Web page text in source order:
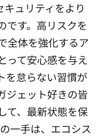
ュリティをより
です。高リスクを
全体を強化するア
って安心感を与え
を怠らない習慣が
ジェット好きの皆
て、最新状態を保
一手は、エコシス